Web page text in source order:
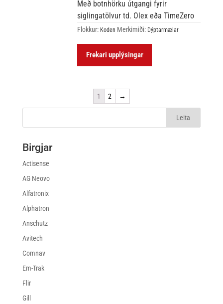
Með botnhörku útgangi fyrir
siglingatölvur td. Olex eða TimeZero
Flokkur: Koden Merkimiði: Dýptarmælar
Frekari upplýsingar
1 2 →
Birgjar
Actisense
AG Neovo
Alfatronix
Alphatron
Anschutz
Avitech
Comnav
Em-Trak
Flir
Gill